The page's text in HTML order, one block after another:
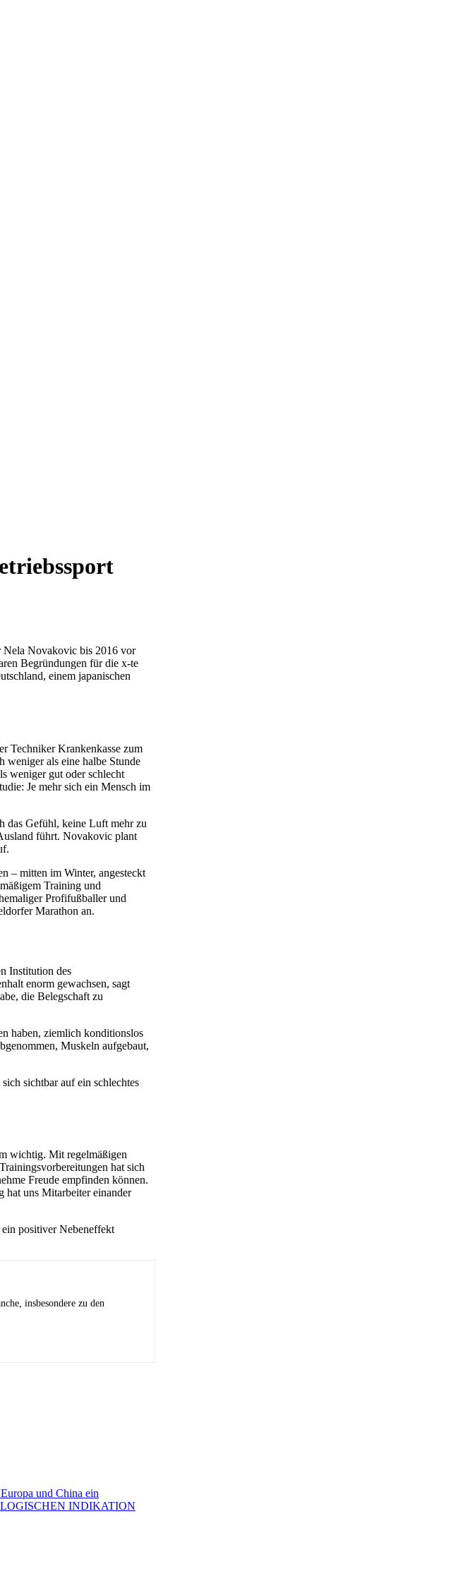
Nela Novakovic bis 2016 vor
Begründungen für die x-te
einem japanischen
Techniker Krankenkasse zum
weniger als eine halbe Stunde
weniger gut oder schlecht
Je mehr sich ein Mensch im
das Gefühl, keine Luft mehr zu
führt. Novakovic plant
– mitten im Winter, angesteckt
Training und
Profifußballer und
Marathon an.
Institution des
enorm gewachsen, sagt
die Belegschaft zu
haben, ziemlich konditionslos
Muskeln aufgebaut,
sichtbar auf ein schlechtes
wichtig. Mit regelmäßigen
hat sich
Freude empfinden können.
hat uns Mitarbeiter einander
positiver Nebeneffekt
insbesondere zu den
und China ein
INDIKATION